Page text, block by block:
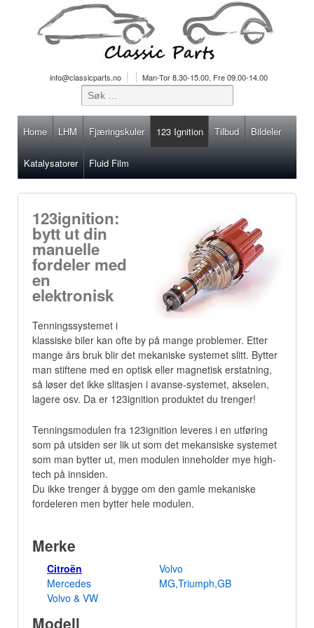
info@classicparts.no Man-Tor 8.30-15.00, Fre 09.00-14.00
Home LHM Fjæringskuler 123 Ignition Tilbud Bildeler
Katalysatorer Fluid Film
123ignition:
bytt ut din
manuelle
fordeler med
en
elektronisk
Tenningssystemet i
klassiske biler kan ofte by på mange problemer. Etter
mange års bruk blir det mekaniske systemet slitt. Bytter
man stiftene med en optisk eller magnetisk erstatning,
så løser det ikke slitasjen i avanse-systemet, akselen,
lagere osv. Da er 123ignition produktet du trenger!
Tenningsmodulen fra 123ignition leveres i en utføring
som på utsiden ser lik ut som det mekansiske systemet
som man bytter ut, men modulen inneholder mye high-
tech på innsiden.
Du ikke trenger å bygge om den gamle mekaniske
fordeleren men bytter hele modulen.
Merke
Citroën
Volvo
Mercedes
MG,Triumph,GB
Volvo & VW
Modell